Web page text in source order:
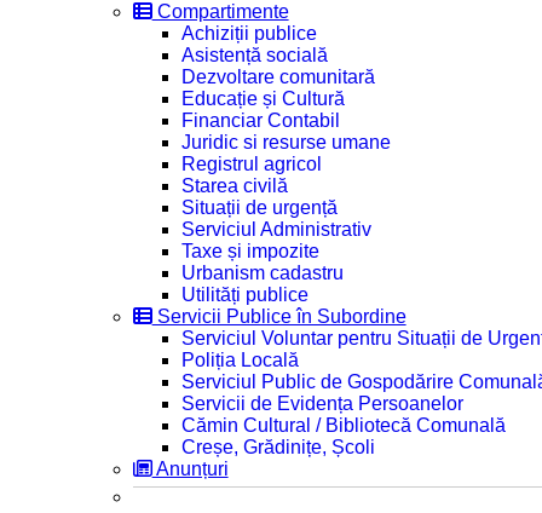
Compartimente
Achiziții publice
Asistență socială
Dezvoltare comunitară
Educație și Cultură
Financiar Contabil
Juridic si resurse umane
Registrul agricol
Starea civilă
Situații de urgență
Serviciul Administrativ
Taxe și impozite
Urbanism cadastru
Utilități publice
Servicii Publice în Subordine
Serviciul Voluntar pentru Situații de
Poliția Locală
Serviciul Public de Gospodărire
Servicii de Evidența Persoanelor
Cămin Cultural / Bibliotecă Comunală
Creșe, Grădinițe, Școli
Anunțuri